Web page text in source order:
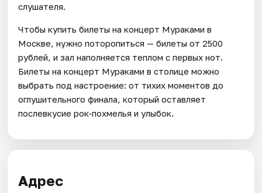
слушателя.
Чтобы купить билеты на концерт Мураками в
Москве, нужно поторопиться — билеты от 2500
рублей, и зал наполняется теплом с первых нот.
Билеты на концерт Мураками в столице можно
выбрать под настроение: от тихих моментов до
оглушительного финала, который оставляет
послевкусие рок‑похмелья и улыбок.
Адрес